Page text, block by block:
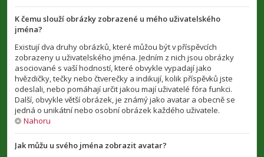
K čemu slouží obrázky zobrazené u mého uživatelského
jména?
Existují dva druhy obrázků, které můžou být v příspěvcích
zobrazeny u uživatelského jména. Jedním z nich jsou obrázky
asociované s vaší hodností, které obvykle vypadají jako
hvězdičky, tečky nebo čtverečky a indikují, kolik příspěvků jste
odeslali, nebo pomáhají určit jakou mají uživatelé fóra funkci.
Další, obvykle větší obrázek, je známý jako avatar a obecně se
jedná o unikátní nebo osobní obrázek každého uživatele.
Nahoru
Jak můžu u svého jména zobrazit avatar?